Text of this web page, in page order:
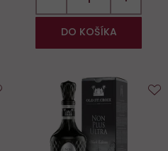
DO KOŠÍKA
obľúbených